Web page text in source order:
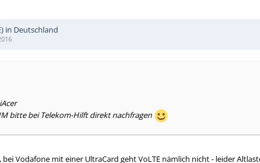
in Deutschland
bitte bei Telekom-Hilft direkt nachfragen
Vodafone mit einer UltraCard geht VoLTE nämlich nicht - leider